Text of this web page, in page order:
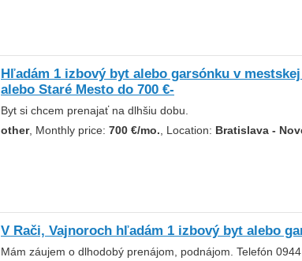
Hľadám 1 izbový byt alebo garsónku v
alebo Staré Mesto do 700 €-
Byt si chcem prenajať na dlhšiu dobu.
other, Monthly price: 700 €/mo. , Location: Bratislava -
V Rači, Vajnoroch hľadám 1 izbový byt alebo
Mám záujem o dlhodobý prenájom, podnájom. Telefón